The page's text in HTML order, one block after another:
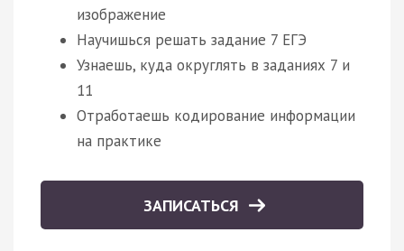
изображение
Научишься решать задание 7 ЕГЭ
Узнаешь, куда округлять в заданиях 7 и
11
Отработаешь кодирование информации
на практике
ЗАПИСАТЬСЯ